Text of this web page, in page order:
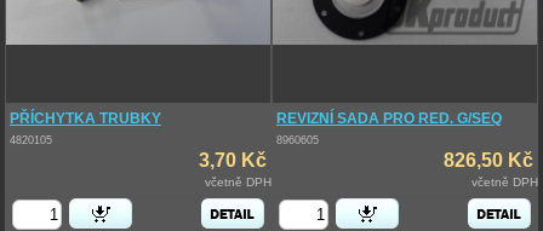
PŘÍCHYTKA TRUBKY
4820105
3,70 Kč
včetně DPH
REVIZNÍ SADA PRO RED. G/SEQ
8960605
826,50 Kč
včetně DPH